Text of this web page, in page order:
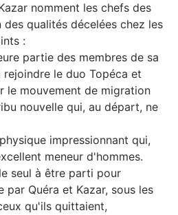
nomment les chefs des
qualités décelées chez les
:
partie des membres de sa
le duo Topéca et
le mouvement de migration
nouvelle qui, au départ, ne
impressionnant qui,
meneur d'hommes.
seul à être parti pour
par Quéra et Kazar, sous les
qu'ils quittaient,